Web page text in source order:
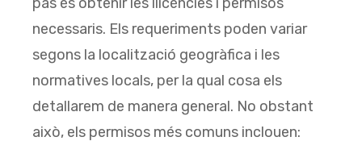
necessaris. Els requeriments poden variar
segons la localització geogràfica i les
normatives locals, per la qual cosa els
detallarem de manera general. No obstant
això, els permisos més comuns inclouen: